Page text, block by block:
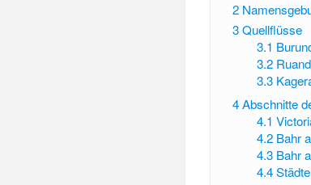
2
3Quellflüsse
3.1
3.2
3.3
4Abschnitte
4.1
4.2 Bahr
4.3 Bahr
4.4